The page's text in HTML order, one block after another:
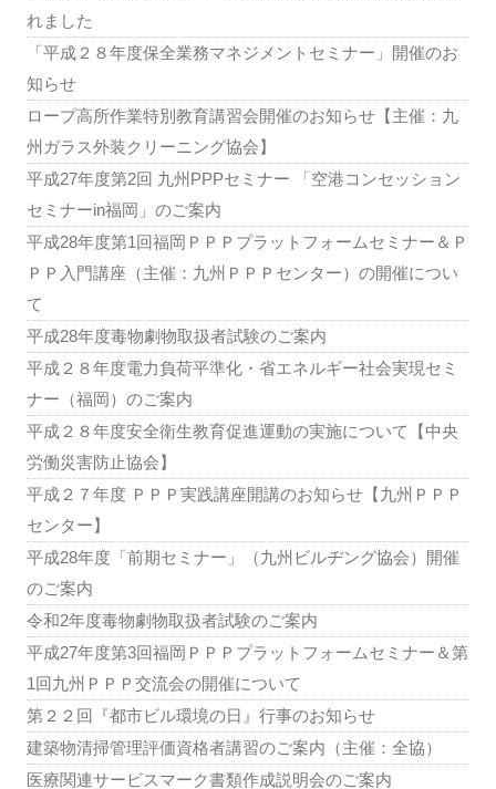
れました
「平成２８年度保全業務マネジメントセミナー」開催のお
知らせ
ロープ高所作業特別教育講習会開催のお知らせ【主催：九
州ガラス外装クリーニング協会】
平成27年度第2回 九州PPPセミナー 「空港コンセッション
セミナーin福岡」のご案内
平成28年度第1回福岡ＰＰＰプラットフォームセミナー＆Ｐ
ＰＰ入門講座（主催：九州ＰＰＰセンター）の開催につい
て
平成28年度毒物劇物取扱者試験のご案内
平成２８年度電力負荷平準化・省エネルギー社会実現セミ
ナー（福岡）のご案内
平成２８年度安全衛生教育促進運動の実施について【中央
労働災害防止協会】
平成２７年度 ＰＰＰ実践講座開講のお知らせ【九州ＰＰＰ
センター】
平成28年度「前期セミナー」（九州ビルヂング協会）開催
のご案内
令和2年度毒物劇物取扱者試験のご案内
平成27年度第3回福岡ＰＰＰプラットフォームセミナー＆第
1回九州ＰＰＰ交流会の開催について
第２２回『都市ビル環境の日』行事のお知らせ
建築物清掃管理評価資格者講習のご案内（主催：全協）
医療関連サービスマーク書類作成説明会のご案内